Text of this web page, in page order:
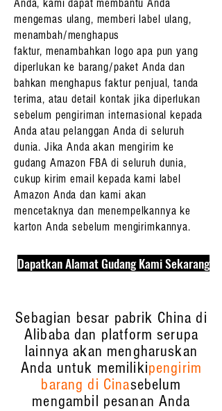
Anda, kami dapat membantu Anda
mengemas ulang, memberi label ulang,
menambah/menghapus
faktur, menambahkan logo apa pun yang
diperlukan ke barang/paket Anda dan
bahkan menghapus faktur penjual, tanda
terima, atau detail kontak jika diperlukan
sebelum pengiriman internasional kepada
Anda atau pelanggan Anda di seluruh
dunia. Jika Anda akan mengirim ke
gudang Amazon FBA di seluruh dunia,
cukup kirim email kepada kami label
Amazon Anda dan kami akan
mencetaknya dan menempelkannya ke
karton Anda sebelum mengirimkannya.
Dapatkan Alamat Gudang Kami Sekarang
Sebagian besar pabrik China di
Alibaba dan platform serupa
lainnya akan mengharuskan
Anda untuk memilikipengirim
barang di Cinasebelum
mengambil pesanan Anda